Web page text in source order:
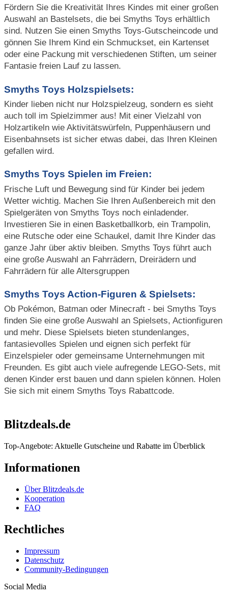
Fördern Sie die Kreativität Ihres Kindes mit einer großen
Auswahl an Bastelsets, die bei Smyths Toys erhältlich
sind. Nutzen Sie einen Smyths Toys-Gutscheincode und
gönnen Sie Ihrem Kind ein Schmuckset, ein Kartenset
oder eine Packung mit verschiedenen Stiften, um seiner
Fantasie freien Lauf zu lassen.
Smyths Toys Holzspielsets:
Kinder lieben nicht nur Holzspielzeug, sondern es sieht
auch toll im Spielzimmer aus! Mit einer Vielzahl von
Holzartikeln wie Aktivitätswürfeln, Puppenhäusern und
Eisenbahnsets ist sicher etwas dabei, das Ihren Kleinen
gefallen wird.
Smyths Toys Spielen im Freien:
Frische Luft und Bewegung sind für Kinder bei jedem
Wetter wichtig. Machen Sie Ihren Außenbereich mit den
Spielgeräten von Smyths Toys noch einladender.
Investieren Sie in einen Basketballkorb, ein Trampolin,
eine Rutsche oder eine Schaukel, damit Ihre Kinder das
ganze Jahr über aktiv bleiben. Smyths Toys führt auch
eine große Auswahl an Fahrrädern, Dreirädern und
Fahrrädern für alle Altersgruppen
Smyths Toys Action-Figuren & Spielsets:
Ob Pokémon, Batman oder Minecraft - bei Smyths Toys
finden Sie eine große Auswahl an Spielsets, Actionfiguren
und mehr. Diese Spielsets bieten stundenlanges,
fantasievolles Spielen und eignen sich perfekt für
Einzelspieler oder gemeinsame Unternehmungen mit
Freunden. Es gibt auch viele aufregende LEGO-Sets, mit
denen Kinder erst bauen und dann spielen können. Holen
Sie sich mit einem Smyths Toys Rabattcode.
Blitzdeals.de
Top-Angebote: Aktuelle Gutscheine und Rabatte im Überblick
Informationen
Über Blitzdeals.de
Kooperation
FAQ
Rechtliches
Impressum
Datenschutz
Community-Bedingungen
Social Media